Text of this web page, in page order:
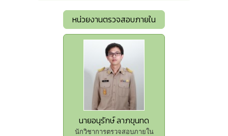
หน่วยงานตรวจสอบภายใน
นายอนุรักษ์ ลาภขุนทด
นักวิชาการตรวจสอบภายใน